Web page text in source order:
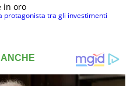
in oro
protagonista tra gli investimenti